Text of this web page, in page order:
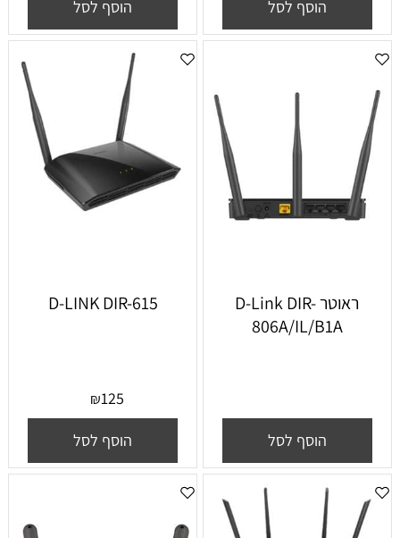
הוסף לסל הוסף לסל
‏ראוטר D-Link DIR-
806A/IL/B1A
הוסף לסל
D-LINK DIR-615
₪125
הוסף לסל